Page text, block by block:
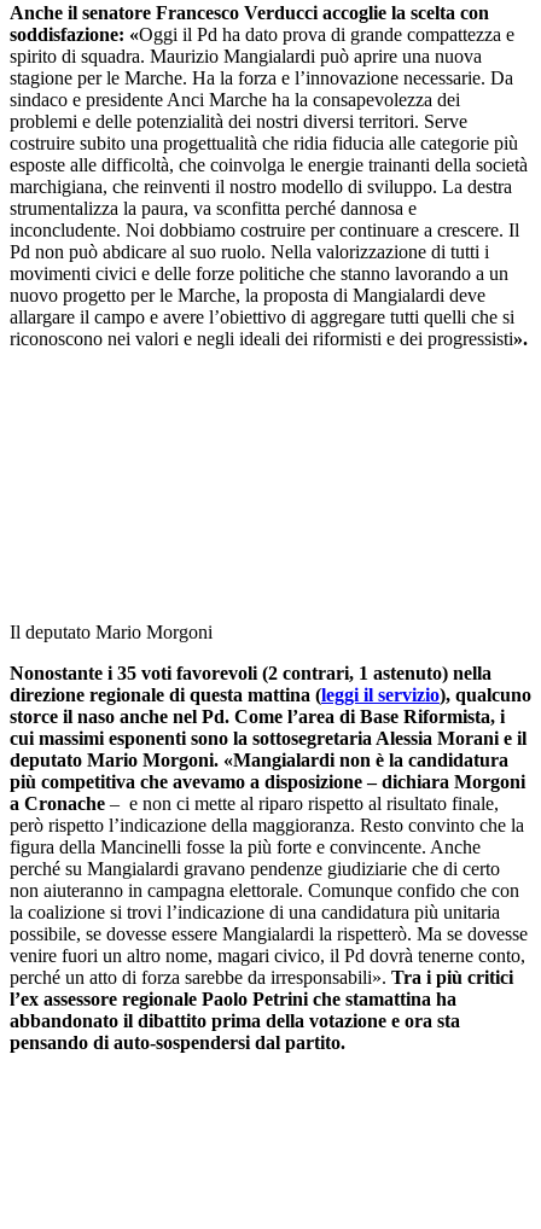
Anche il senatore Francesco Verducci accoglie la scelta con
soddisfazione: «Oggi il Pd ha dato prova di grande compattezza e
spirito di squadra. Maurizio Mangialardi può aprire una nuova
stagione per le Marche. Ha la forza e l’innovazione necessarie. Da
sindaco e presidente Anci Marche ha la consapevolezza dei
problemi e delle potenzialità dei nostri diversi territori. Serve
costruire subito una progettualità che ridia fiducia alle categorie più
esposte alle difficoltà, che coinvolga le energie trainanti della società
marchigiana, che reinventi il nostro modello di sviluppo. La destra
strumentalizza la paura, va sconfitta perché dannosa e
inconcludente. Noi dobbiamo costruire per continuare a crescere. Il
Pd non può abdicare al suo ruolo. Nella valorizzazione di tutti i
movimenti civici e delle forze politiche che stanno lavorando a un
nuovo progetto per le Marche, la proposta di Mangialardi deve
allargare il campo e avere l’obiettivo di aggregare tutti quelli che si
riconoscono nei valori e negli ideali dei riformisti e dei progressisti».
Il deputato Mario Morgoni
Nonostante i 35 voti favorevoli (2 contrari, 1 astenuto) nella
direzione regionale di questa mattina (leggi il servizio), qualcuno
storce il naso anche nel Pd. Come l’area di Base Riformista, i
cui massimi esponenti sono la sottosegretaria Alessia Morani e il
deputato Mario Morgoni. «Mangialardi non è la candidatura
più competitiva che avevamo a disposizione – dichiara Morgoni
a Cronache – e non ci mette al riparo rispetto al risultato finale,
però rispetto l’indicazione della maggioranza. Resto convinto che la
figura della Mancinelli fosse la più forte e convincente. Anche
perché su Mangialardi gravano pendenze giudiziarie che di certo
non aiuteranno in campagna elettorale. Comunque confido che con
la coalizione si trovi l’indicazione di una candidatura più unitaria
possibile, se dovesse essere Mangialardi la rispetterò. Ma se dovesse
venire fuori un altro nome, magari civico, il Pd dovrà tenerne conto,
perché un atto di forza sarebbe da irresponsabili». Tra i più critici
l’ex assessore regionale Paolo Petrini che stamattina ha
abbandonato il dibattito prima della votazione e ora sta
pensando di auto-sospendersi dal partito.